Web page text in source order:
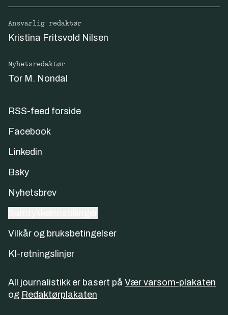
Ansvarlig redaktør
Kristina Fritsvold Nilsen
Nyhetsredaktør
Tor M. Nondal
RSS-feed forside
Facebook
Linkedin
Bsky
Nyhetsbrev
Vilkår og bruksbetingelser
KI-retningslinjer
All journalistikk er basert på Vær varsom-plakaten
og Redaktørplakaten